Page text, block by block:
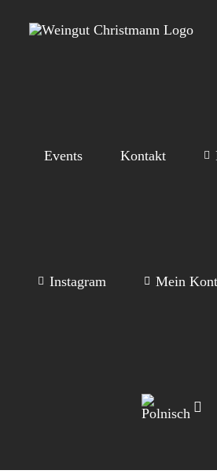
Events Kontakt
Instagram Mein